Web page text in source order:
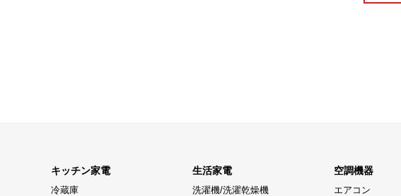
キッチン家電
冷蔵庫
生活家電
洗濯機/洗濯乾燥機
空調機器
エアコン